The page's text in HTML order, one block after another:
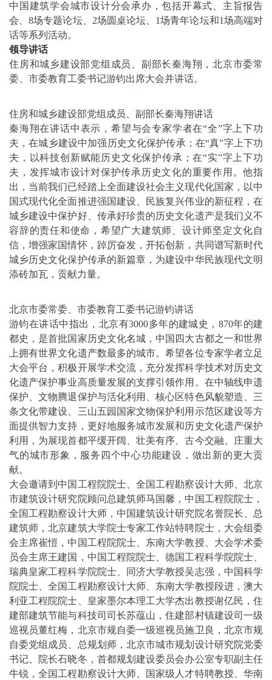
中国建筑学会城市设计分会承办，包括开幕式、主旨报告
会、8场专题论坛、2场圆桌论坛、1场青年论坛和1场高端对
话等系列活动。
领导讲话
住房和城乡建设部党组成员、副部长秦海翔，北京市委常
委、市委教育工委书记游钧出席大会并讲话。
住房和城乡建设部党组成员、副部长秦海翔讲话
秦海翔在讲话中表示，希望与会专家学者在“全”字上下功
夫，在城乡建设中加强历史文化保护传承；在“真”字上下功
夫，以科技创新赋能历史文化保护传承；在“实”字上下功
夫，发挥城市设计对保护传承历史文化的重要作用。他指
出，当前我们已经踏上全面建设社会主义现代化国家，以中
国式现代化全面推进强国建设、民族复兴伟业的新征程，在
城乡建设中保护好、传承好珍贵的历史文化遗产是我们义不
容辞的责任和使命，希望广大建筑师、设计师坚定文化自
信，增强家国情怀，踔厉奋发，开拓创新，共同谱写新时代
城乡历史文化保护传承的新篇章，为建设中华民族现代文明
添砖加瓦，贡献力量。
北京市委常委、市委教育工委书记游钧讲话
游钧在讲话中指出，北京有3000多年的建城史，870年的建
都史，是首批国家历史文化名城，中国四大古都之一和世界
上拥有世界文化遗产数最多的城市。希望各位专家学者立足
大会平台，积极开展学术交流，充分发挥科学技术对历史文
化遗产保护事业高质量发展的支撑引领作用。在中轴线申遗
保护、文物腾退保护与活化利用、核心区特色风貌塑造、三
条文化带建设、三山五园国家文物保护利用示范区建设等方
面提供智力支持，更好地服务城市发展和历史文化遗产保护
利用，为展现首都平缓开阔、壮美有序、古今交融、庄重大
气的城市形象，服务四个中心功能建设，做出新的更大贡
献。
大会邀请到中国工程院院士、全国工程勘察设计大师、北京
市建筑设计研究院顾问总建筑师马国馨，中国工程院院士，
全国工程勘察设计大师，中国建筑设计研究院名誉院长、总
建筑师，北京建筑大学院士专家工作站特聘院士，大会组委
会主席崔愷，中国工程院院士、东南大学教授、大会学术委
员会主席王建国，中国工程院院士、德国工程科学院院士、
瑞典皇家工程科学院院士、同济大学教授吴志强，中国科学
院院士、全国工程勘察设计大师、东南大学教授段进，澳大
利亚工程院院士、皇家墨尔本理工大学杰出教授谢亿民，住
建部建筑节能与科技司司长苏蕴山，住建部村镇建设司一级
巡视员董红梅，北京市规自委一级巡视员施卫良，北京市规
自委党组成员、总规划师，北京市城市规划设计研究院党委
书记、院长石晓冬，首都规划建设委员会办公室专职副主任
牛锐，全国工程勘察设计大师、国家级人才特聘教授、华南